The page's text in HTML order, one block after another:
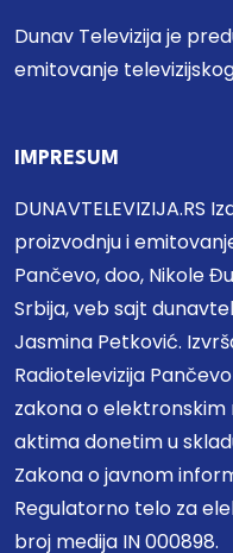
Dunav Televizija je
emitovanje
IMPRESUM
proizvodnju i
Pančevo, doo, Nikole
Srbija, veb sajt
Jasmina Petković.
Radiotelevizija
zakona o
aktima donetim u
Zakona o javnom
Regulatorno telo za
broj medija IN 000898.